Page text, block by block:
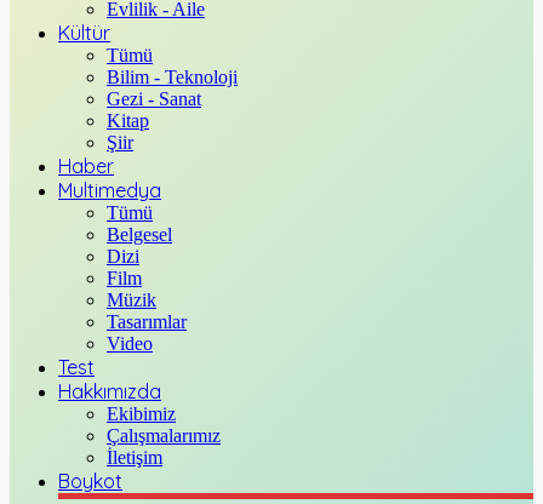
Evlilik - Aile
Kültür
Tümü
Bilim - Teknoloji
Gezi - Sanat
Kitap
Şiir
Haber
Multimedya
Tümü
Belgesel
Dizi
Film
Müzik
Tasarımlar
Video
Test
Hakkımızda
Ekibimiz
Çalışmalarımız
İletişim
Boykot